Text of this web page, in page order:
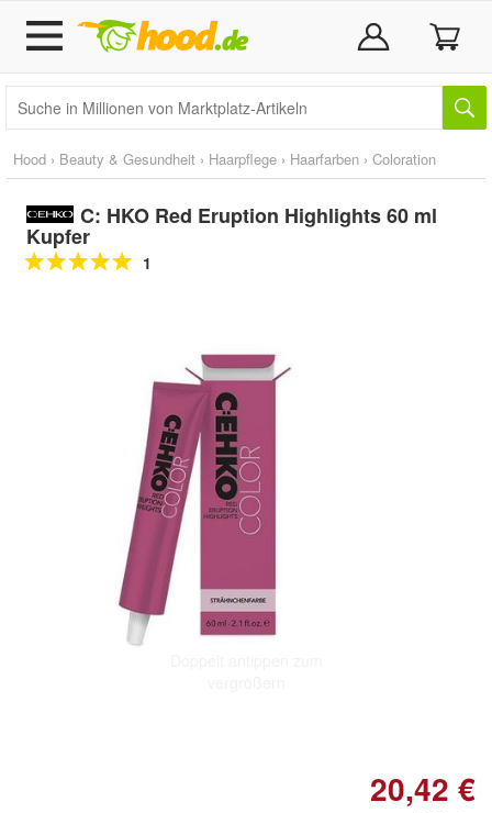
Hood › Beauty & Gesundheit › Haarpflege › Haarfarben › Coloration
C: HKO Red Eruption Highlights 60 ml
Kupfer
1
20,42 €